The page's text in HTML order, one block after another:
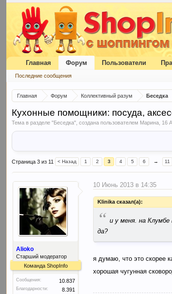
Главная Форум Коллективный разум Беседка
Кухонные помощники: посуда,
Тема в разделе "Беседка", создана пользователем Марина 16
Страница 3 из 11 < Назад 1 2 3 4 5 6 → 11
Alioko
Старший модератор
Команда ShopInfo
Сообщения: 10.837
Благодарности: 8.391
10 Июнь 2013 в 14:35
Klinika сказал(а):
“ и у меня. на Клумбе
да?
я думаю, что это скорее
хорошая чугунная
Главная Форум
Последние сообщения
Пользователи